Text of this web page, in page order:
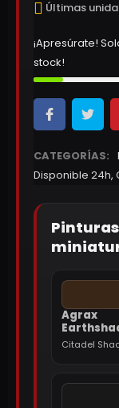
Últimas
¡Apresúrate!
stock!
CATEGORÍAS:
Disponible 24h,
Agrax
Citadel